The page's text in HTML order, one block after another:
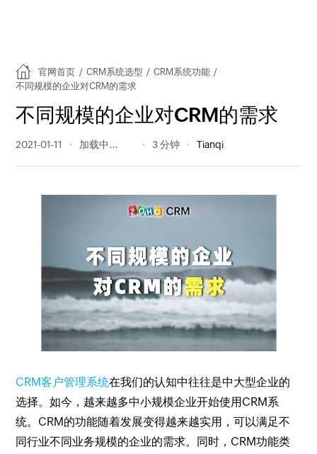
官网首页 / CRM系统选型 / CRM系统功能 /
不同规模的企业对CRM的需求
不同规模的企业对CRM的需求
2021-01-11 2062 阅读量 3 分钟 Tianqi
CRM客户管理系统在我们的认知中往往是中大型企业的
选择。如今，越来越多中小规模企业开始使用CRM系
统。CRM的功能随着发展变得越来越实用，可以满足不
同行业不同业务规模的企业的需求。同时，CRM功能类